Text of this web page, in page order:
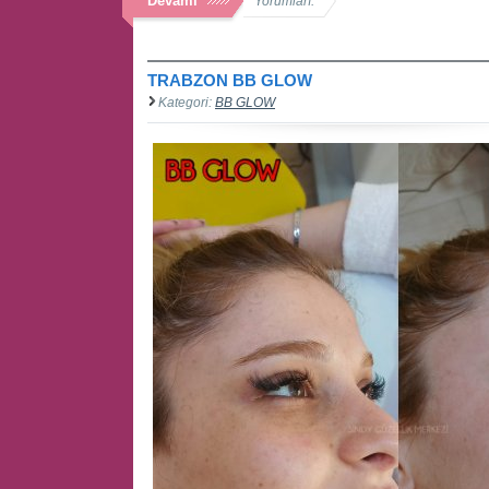
TRABZON BB GLOW
Kategori: BB GLOW